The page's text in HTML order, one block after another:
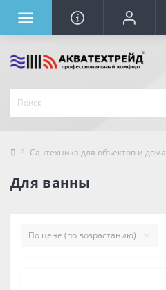
Сантехника для объектов и дома
Для ванны